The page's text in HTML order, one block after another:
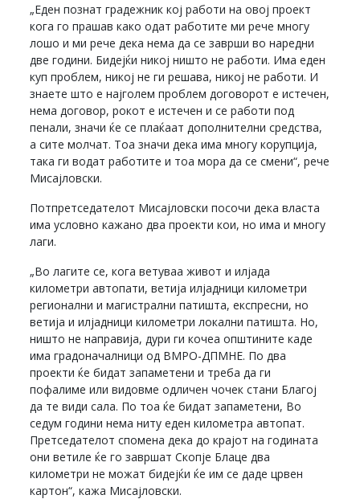
„Еден познат градежник кој работи на овој проект
кога го прашав како одат работите ми рече многу
лошо и ми рече дека нема да се заврши во наредни
две години. Бидејќи никој ништо не работи. Има еден
куп проблем, никој не ги решава, никој не работи. И
знаете што е најголем проблем договорот е истечен,
нема договор, рокот е истечен и се работи под
пенали, значи ќе се плаќаат дополнителни средства,
а сите молчат. Тоа значи дека има многу корупција,
така ги водат работите и тоа мора да се смени“, рече
Мисајловски.
Потпретседателот Мисајловски посочи дека власта
има условно кажано два проекти кои, но има и многу
лаги.
„Во лагите се, кога ветуваа живот и илјада
километри автопати, ветија илјадници километри
регионални и магистрални патишта, експресни, но
ветија и илјадници километри локални патишта. Но,
ништо не направија, дури ги кочеа општините каде
има градоначалници од ВМРО-ДПМНЕ. По два
проекти ќе бидат запаметени и треба да ги
пофалиме или видовме одличен чочек стани Благој
да те види сала. По тоа ќе бидат запаметени, Во
седум години нема ниту еден километра автопат.
Претседателот спомена дека до крајот на годината
они ветиле ќе го завршат Скопје Блаце два
километри не можат бидејќи ќе им се даде црвен
картон“, кажа Мисајловски.